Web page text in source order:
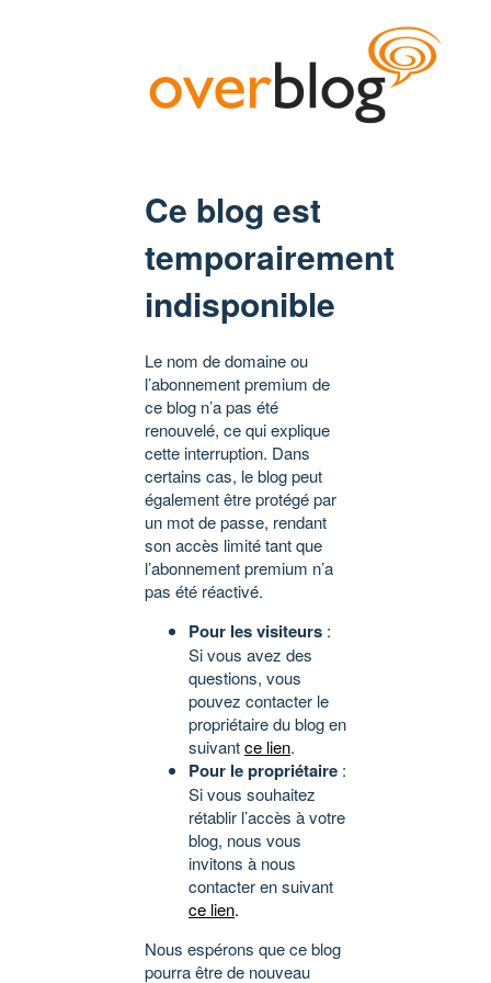
Ce blog est
temporairement
indisponible
Le nom de domaine ou
l’abonnement premium de
ce blog n’a pas été
renouvelé, ce qui explique
cette interruption. Dans
certains cas, le blog peut
également être protégé par
un mot de passe, rendant
son accès limité tant que
l’abonnement premium n’a
pas été réactivé.
Pour les visiteurs :
Si vous avez des
questions, vous
pouvez contacter le
propriétaire du blog en
suivantce lien.
Pour le propriétaire :
Si vous souhaitez
rétablir l’accès à votre
blog, nous vous
invitons à nous
contacter en suivant
ce lien.
Nous espérons que ce blog
pourra être de nouveau